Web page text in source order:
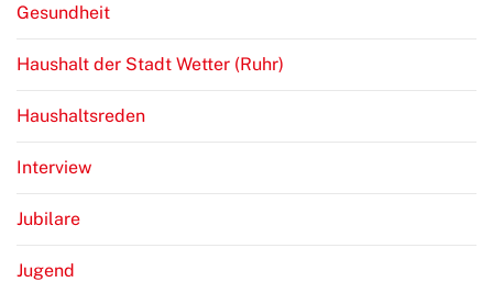
Gesundheit
Haushalt der Stadt Wetter (Ruhr)
Haushaltsreden
Interview
Jubilare
Jugend